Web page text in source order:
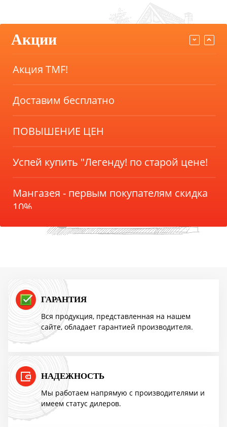
Акции
Мангазея - первым покупателям скидка
10%
Акция TMF!
Доставим бесплатно
ПОВЫШЕНИЕ ЦЕН
Успей купить "Легенду! по старой цене!
Мангазея - первым покупателям скидка
10%
Акция TMF!
ПОВЫШЕНИЕ ЦЕН
Успей купить "Легенду! по старой цене!
10%
Акция TMF!
ГАРАНТИЯ
Вся продукция, представленная на нашем
сайте, обладает гарантией производителя.
НАДЕЖНОСТЬ
Мы работаем напрямую с производителями и
имеем статус дилеров.